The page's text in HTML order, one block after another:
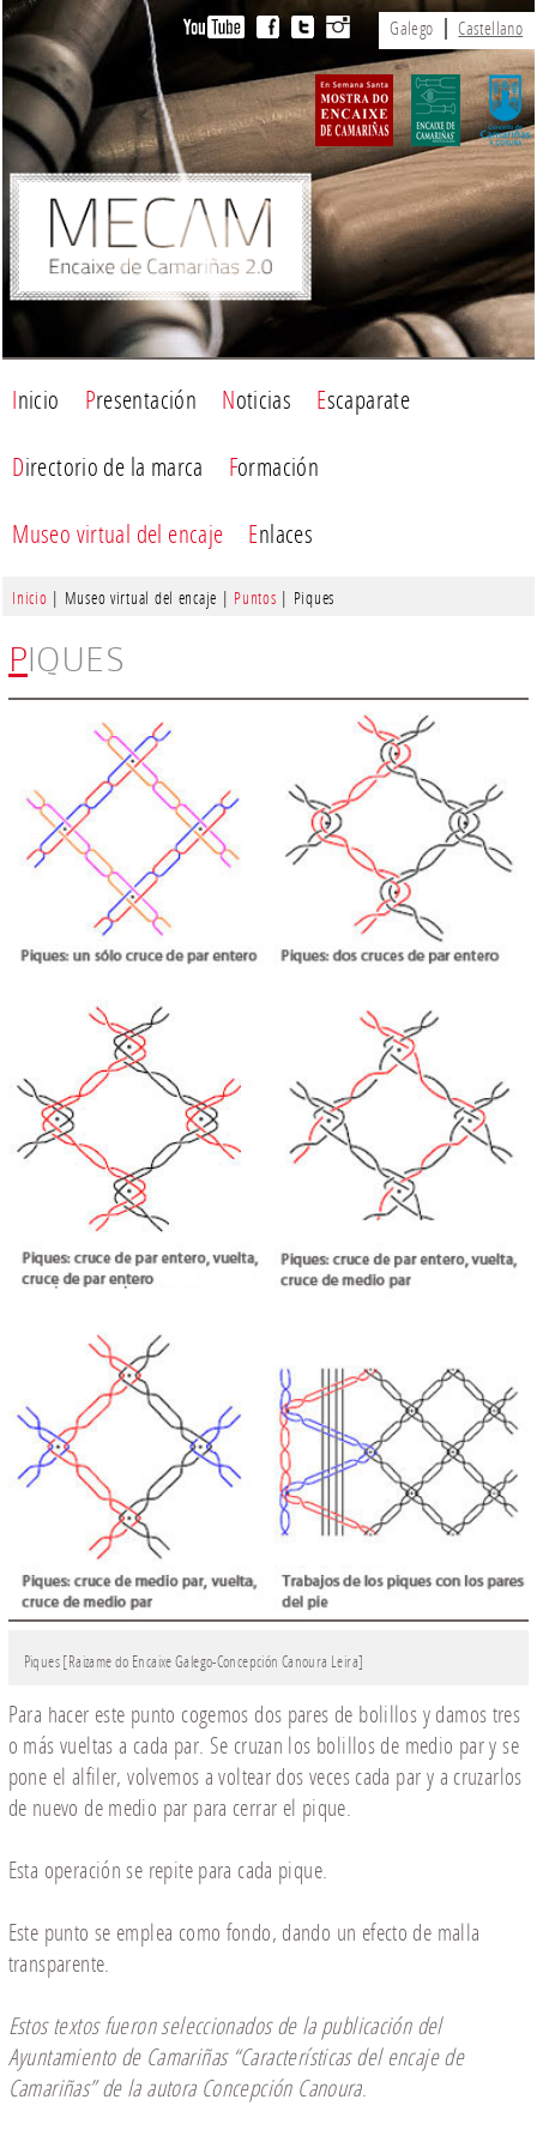
Galego Castellano
Inicio Presentación Noticias Escaparate
Directorio de la marca Formación
Museo virtual del encaje Enlaces
Inicio | Museo virtual del encaje | Puntos | Piques
PIQUES
Piques [Raizame do Encaixe Galego-Concepción Canoura Leira]
Para hacer este punto cogemos dos pares de bolillos y damos tres
o más vueltas a cada par. Se cruzan los bolillos de medio par y se
pone el alfiler, volvemos a voltear dos veces cada par y a cruzarlos
de nuevo de medio par para cerrar el pique.
Esta operación se repite para cada pique.
Este punto se emplea como fondo, dando un efecto de malla
transparente.
Estos textos fueron seleccionados de la publicación del
Ayuntamiento de Camariñas “Características del encaje de
Camariñas”de la autora Concepción Canoura.